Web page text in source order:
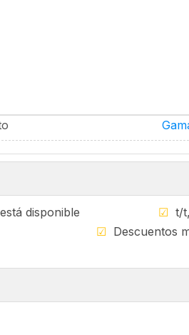
está disponible ☑ t/
☑ Descuentos